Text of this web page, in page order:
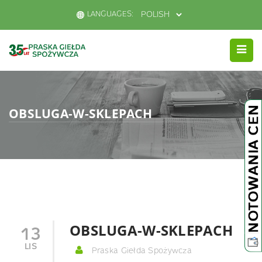
LANGUAGES:
OBSLUGA-W-SKLEPACH
13
LIS
OBSLUGA-W-SKLEPACH
Praska Giełda Spożywcza